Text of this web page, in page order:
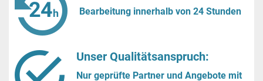
Bearbeitung innerhalb von 24 Stunden
Unser Qualitätsanspruch:
Nur geprüfte Partner und Angebote mit